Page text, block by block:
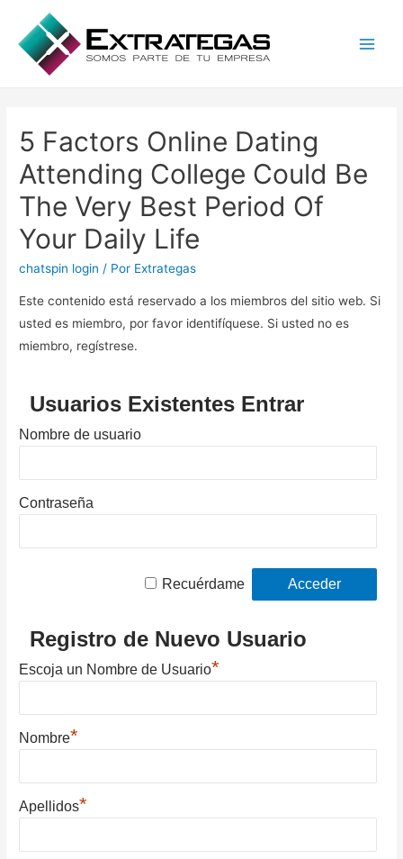
5 Factors Online Dating
Attending College Could Be
The Very Best Period Of
Your Daily Life
chatspin login / Por Extrategas
Este contenido está reservado a los miembros del sitio web. Si
usted es miembro, por favor identifíquese. Si usted no es
miembro, regístrese.
Usuarios Existentes Entrar
Nombre de usuario
Contraseña
Recuérdame
Registro de Nuevo Usuario
Escoja un Nombre de Usuario*
Nombre*
Apellidos*